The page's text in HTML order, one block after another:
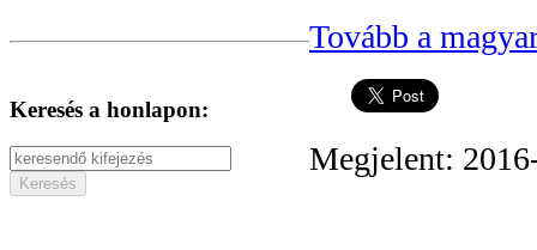
Keresés a honlapon:
Tovább a
Megjelent: